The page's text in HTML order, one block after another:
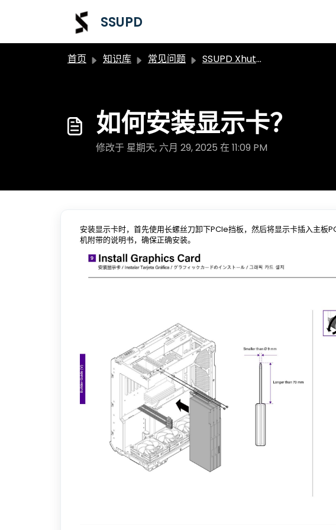
SSUPD
首页 知识库 常见问题 SSUPD Xhuttle星舰常见问题
如何安装显示卡？
修改于 星期天, 六月 29, 2025 在 11:09 PM
安装显示卡时，首先使用长螺丝刀卸下PCIe挡板，然后将显示卡插入主板
机附带的说明书，确保正确安装。